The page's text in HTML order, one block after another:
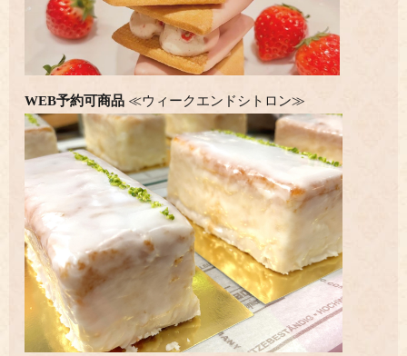
WEB予約可商品 ≪ウィークエンドシトロン≫